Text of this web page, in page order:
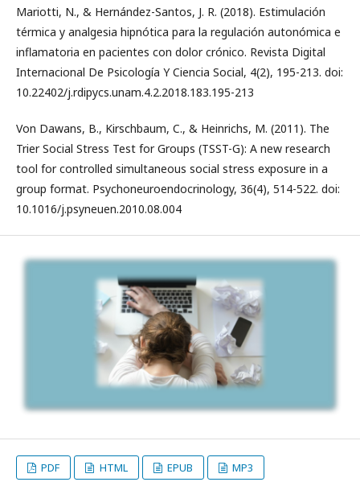
Mariotti, N., & Hernández-Santos, J. R. (2018). Estimulación
térmica y analgesia hipnótica para la regulación autonómica e
inflamatoria en pacientes con dolor crónico. Revista Digital
Internacional De Psicología Y Ciencia Social, 4(2), 195-213. doi:
10.22402/j.rdipycs.unam.4.2.2018.183.195-213
Von Dawans, B., Kirschbaum, C., & Heinrichs, M. (2011). The
Trier Social Stress Test for Groups (TSST-G): A new research
tool for controlled simultaneous social stress exposure in a
group format. Psychoneuroendocrinology, 36(4), 514-522. doi:
10.1016/j.psyneuen.2010.08.004
PDF HTML EPUB MP3